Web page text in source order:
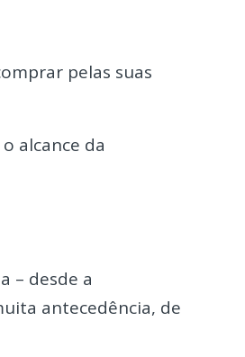
pelas suas
alcance da
– desde a
antecedência, de